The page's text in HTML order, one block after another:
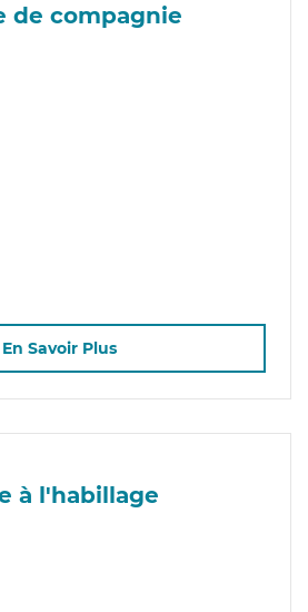
de compagnie
En Savoir Plus
à l'habillage